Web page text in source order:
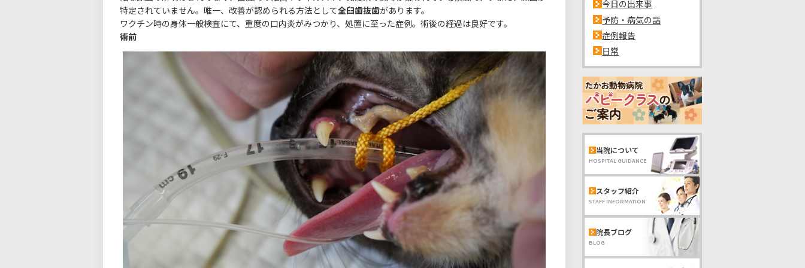
特定されていません。唯一、改善が認められる方法として全臼歯抜歯があります。
ワクチン時の身体一般検査にて、重度の口内炎がみつかり、処置に至った症例。術後の経過は良好です。
術前
今日の出来事
予防・病気の話
症例報告
日常
当院について
HOSPITAL GUIDANCE
スタッフ紹介
STAFF INFORMATION
院長ブログ
BLOG